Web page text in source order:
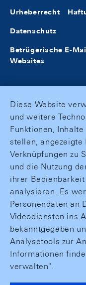
Urheberrecht
Datenschutz
Betrügerische E-
Websites
Diese Website
und weitere
Funktionen,
stellen, angezeigte
Verknüpfungen zu
und die Nutzung
ihrer
analysieren. Es
Personendaten an
Videodiensten ins
bekanntgegeben
Analysetools zur
Informationen
verwalten".